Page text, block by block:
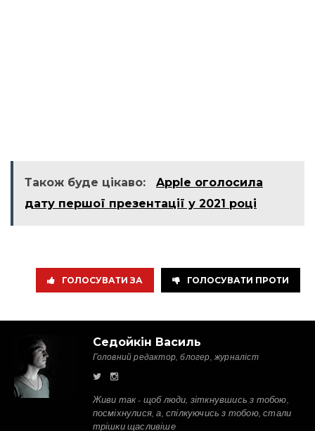
Також буде цікаво:
Apple оголосила
дату першої презентації у 2021 році
ГОЛОСУВАТИ ЗА ГОЛОСУВАТИ ПРОТИ
Седойкін Василь
Головний редактор, блогер, журналіст
Живи так - щоб люди, зіткнувшись з тобою,
посміхнулися, а, спілкуючись з тобою, стали
трішки щасливіше